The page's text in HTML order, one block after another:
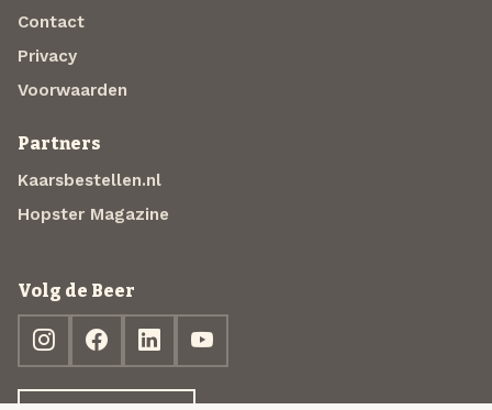
Contact
Privacy
Voorwaarden
Partners
Kaarsbestellen.nl
Hopster Magazine
Volg de Beer